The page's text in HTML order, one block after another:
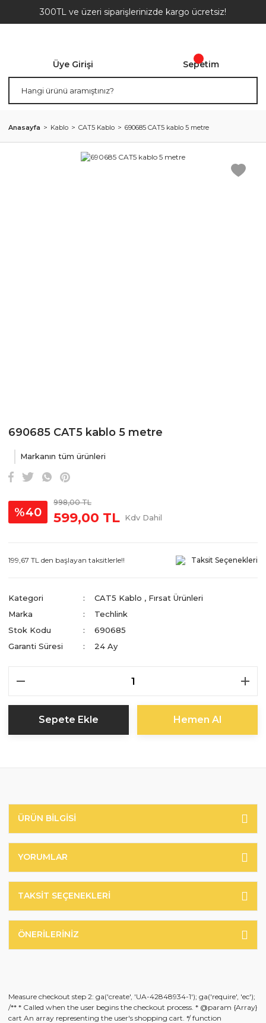
300TL ve üzeri siparişlerinizde kargo ücretsiz!
Üye Girişi Sepetim
Anasayfa Kablo CAT5 Kablo 690685 CAT5 kablo 5 metre
690685 CAT5 kablo 5 metre
Markanın tüm ürünleri
%40
998,00 TL
599,00 TL Kdv Dahil
199,67 TL den başlayan taksitlerle!! Taksit Seçenekleri
Kategori CAT5 Kablo , Fırsat Ürünleri
Marka
Techlink
Stok Kodu
690685
Garanti Süresi
24 Ay
Sepete Ekle Hemen Al
ÜRÜN BILGISI
YORUMLAR
TAKSIT SEÇENEKLERI
ÖNERILERINIZ
Measure checkout step 2: ga('create', 'UA-42848934-1'); ga('require', 'ec');
/** * Called when the user begins the checkout process. * @param {Array}
cart An array representing the user's shopping cart. */ function